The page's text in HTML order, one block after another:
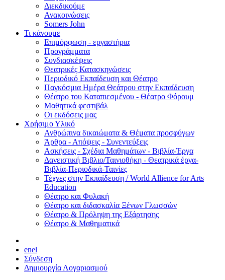
Διεκδικούμε
Ανακοινώσεις
Somers John
Τι κάνουμε
Επιμόρφωση - εργαστήρια
Προγράμματα
Συνδιασκέψεις
Θεατρικές Κατασκηνώσεις
Περιοδικό Εκπαίδευση και Θέατρο
Παγκόσμια Ημέρα Θεάτρου στην Εκπαίδευση
Θέατρο του Καταπιεσμένου - Θέατρο Φόρουμ
Μαθητικά φεστιβάλ
Οι εκδόσεις μας
Χρήσιμο Υλικό
Ανθρώπινα δικαιώματα & Θέματα προσφύγων
Άρθρα - Απόψεις - Συνεντεύξεις
Ασκήσεις - Σχέδια Μαθημάτων - Βιβλία-Έργα
Δανειστική Βιβλιο/Ταινιοθήκη - Θεατρικά έργα-
Βιβλία-Περιοδικά-Ταινίες
Τέχνες στην Εκπαίδευση / World Allience for Arts
Education
Θέατρο και Φυλακή
Θέατρο και διδασκαλία Ξένων Γλωσσών
Θέατρο & Πρόληψη της Εξάρτησης
Θέατρο & Μαθηματικά
enel
Σύνδεση
Δημιουργία Λογαριασμού